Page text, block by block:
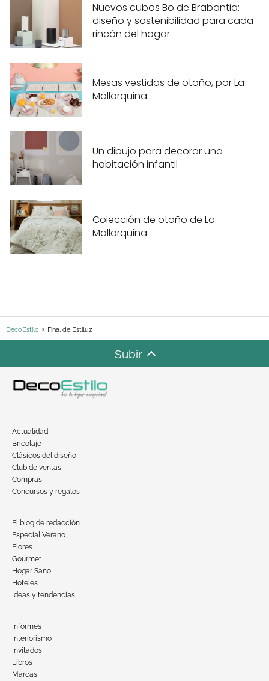
Nuevos cubos Bo de Brabantia:
diseño y sostenibilidad para cada
rincón del hogar
Mesas vestidas de otoño, por La
Mallorquina
Un dibujo para decorar una
habitación infantil
Colección de otoño de La
Mallorquina
DecoEstilo Fina, de Estiluz
Subir
Actualidad
Bricolaje
Clásicos del diseño
Club de ventas
Compras
Concursos y regalos
El blog de redacción
Especial Verano
Flores
Gourmet
Hogar Sano
Hoteles
Ideas y tendencias
Informes
Interiorismo
Invitados
Libros
Marcas